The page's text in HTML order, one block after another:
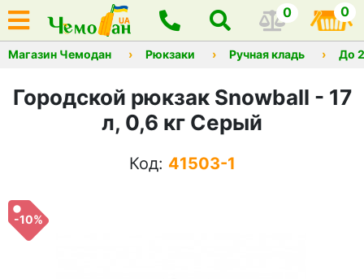
0 0
Магазин Чемодан Рюкзаки Ручная кладь До
Городской рюкзак Snowball - 17
л, 0,6 кг Серый
Код: 41503-1
-10%